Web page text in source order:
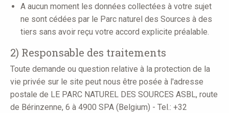
A aucun moment les données collectées à votre sujet
ne sont cédées par le Parc naturel des Sources à des
tiers sans avoir reçu votre accord explicite préalable.
2) Responsable des traitements
Toute demande ou question relative à la protection de la
vie privée sur le site peut nous être posée à l'adresse
postale de LE PARC NATUREL DES SOURCES ASBL, route
de Bérinzenne, 6 à 4900 SPA (Belgium) - Tel.: +32